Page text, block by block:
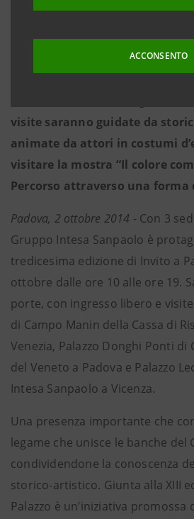
ACCONSENTO
visite saranno guidate da
animate da attori in costumi
visitare la mostra “Il colore
Percorso attraverso una forma
Padova, 2 ottobre 2014 - Con 3
Gruppo Intesa Sanpaolo è
tredicesima edizione di Invito a
ottobre dalle ore 10 alle ore 19.
porte, con ingresso libero e
di Campo Manin della Cassa di
Venezia, Palazzo Donghi Ponti di
del Veneto a Padova e Palazzo
Intesa Sanpaolo a Vicenza.
Una presenza importante che
legame che unisce le banche
condividendone la conoscenza
storico-artistico. Giunta alla XIII
Palazzo è un’iniziativa promossa